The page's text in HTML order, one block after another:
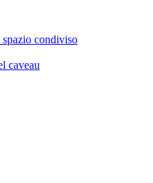
condiviso
caveau